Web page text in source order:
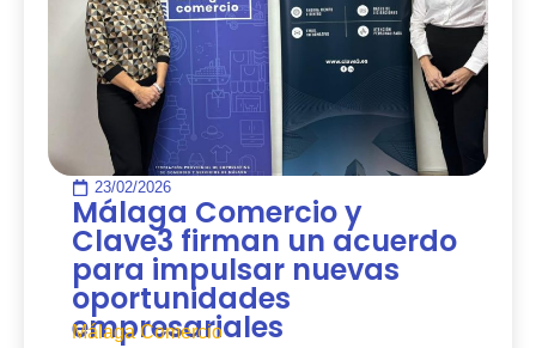
23/02/2026
Málaga Comercio y
Clave3 firman un acuerdo
para impulsar nuevas
oportunidades
empresariales
Málaga Comercio